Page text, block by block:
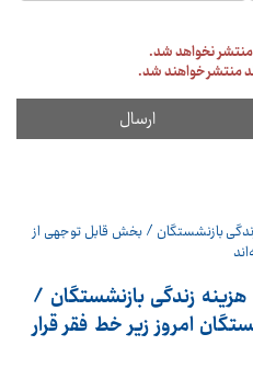
منتشر نخواهد شد.
منتشر خواهند شد.
زندگی بازنشستگان /
امروز زیر خط فقر قرار